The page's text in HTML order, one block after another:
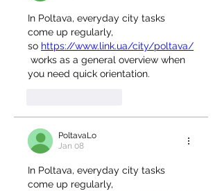
In Poltava, everyday city tasks
come up regularly,
so https://www.link.ua/city/poltava/
works as a general overview when
you need quick orientation.
PoltavaLo
Jan 08
In Poltava, everyday city tasks
come up regularly,